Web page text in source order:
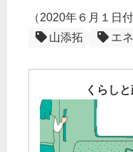
（2020年６月１日
山添拓
エ
くらし